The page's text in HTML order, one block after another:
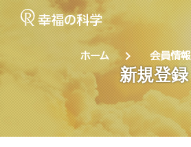
ホーム chevron_right 会員情報
新規登録